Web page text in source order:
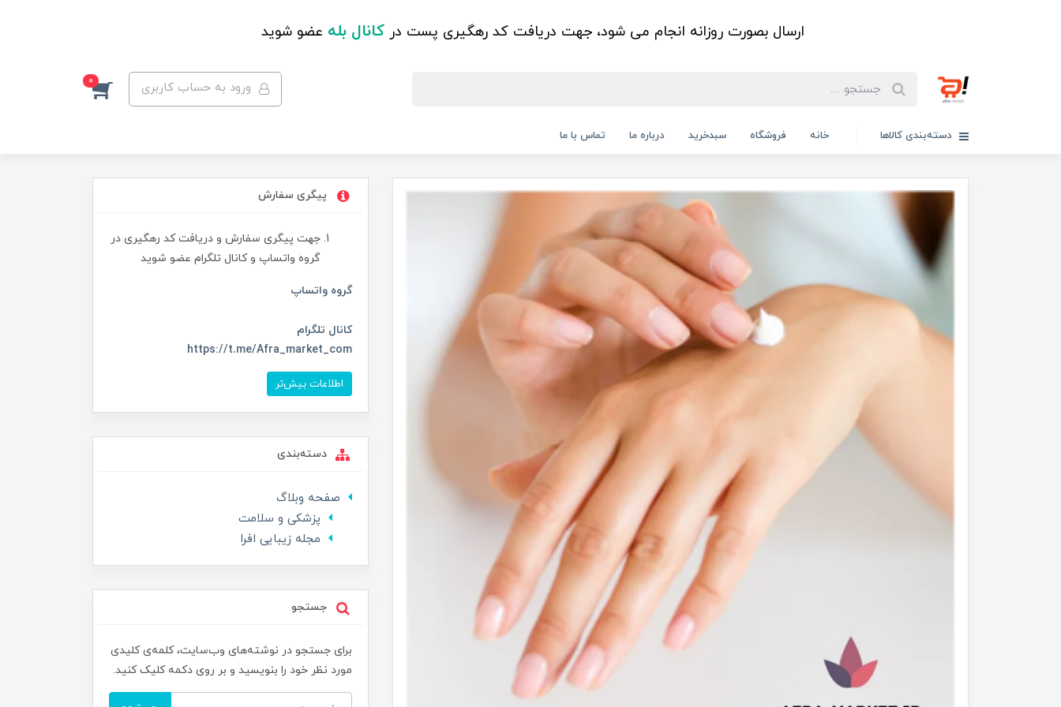
ارسال بصورت روزانه انجام می شود، جهت دریافت کد رهگیری پست در کانال بله عضو شوید
ورود به حساب کاربری 0
دسته‌بندی کالاها خانه فروشگاه سبدخرید درباره ما تماس با ما
پیگری سفارش
جهت پیگری سفارش و دریافت کد رهگیری در
گروه واتساپ و کانال تلگرام عضو شوید
گروه واتساپ
کانال تلگرام
https://t.me/Afra_market_com
اطلاعات بیش‌تر
دسته‌بندی
صفحه وبلاگ
پزشکی و سلامت
مجله زیبایی افرا
جستجو
برای جستجو در نوشته‌های وب‌سایت، کلمه‌ی کلیدی
مورد نظر خود را بنویسید و بر روی دکمه کلیک کنید.